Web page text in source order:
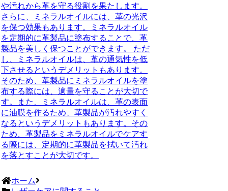
や汚れから革を守る役割を果たします。
さらに、ミネラルオイルには、革の光沢
を保つ効果もあります。ミネラルオイル
を定期的に革製品に塗布することで、革
製品を美しく保つことができます。 ただ
し、ミネラルオイルは、革の通気性を低
下させるというデメリットもあります。
そのため、革製品にミネラルオイルを塗
布する際には、適量を守ることが大切で
す。また、ミネラルオイルは、革の表面
に油膜を作るため、革製品が汚れやすく
なるというデメリットもあります。その
ため、革製品をミネラルオイルでケアす
る際には、定期的に革製品を拭いて汚れ
を落とすことが大切です。
ホーム